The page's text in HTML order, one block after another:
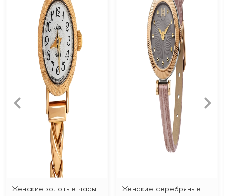
Женские золотые часы
Женские серебряные